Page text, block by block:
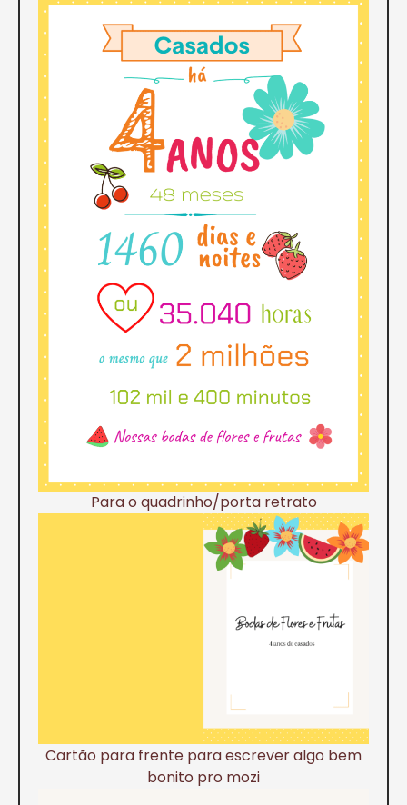
Para o quadrinho/porta retrato
Cartão para frente para escrever algo bem
bonito pro mozi